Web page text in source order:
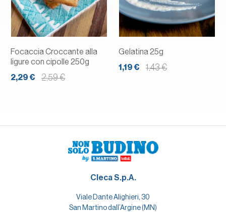
Focaccia Croccante alla
ligure con cipolle 250g
2,29 €
2,59 €
Gelatina 25g
1,19 €
1,43 €
Cleca S.p.A.
Viale Dante Alighieri, 30
San Martino dall’Argine (MN)